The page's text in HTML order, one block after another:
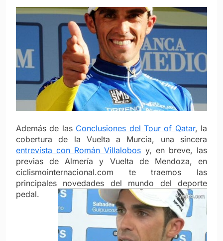
Además de las Conclusiones del Tour of Qatar, la
cobertura de la Vuelta a Murcia, una sincera
entrevista con Román Villalobos y, en breve, las
previas de Almería y Vuelta de Mendoza, en
ciclismointernacional.com te traemos las
principales novedades del mundo del deporte
pedal.